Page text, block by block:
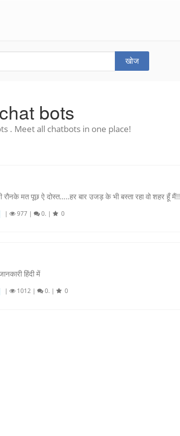
खोज
chat bots
. Meet all chatbots in one place!
मत पूछ ऐ दोस्त…..हर बार उजड़ के भी बस्ता रहा वो शहर हूँ मैं!!
| 977| 0. | 0
हिंदी में
| 1012| 0. | 0